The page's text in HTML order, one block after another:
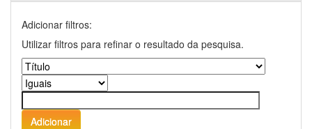
Adicionar filtros:
Utilizar filtros para refinar o resultado da pesquisa.